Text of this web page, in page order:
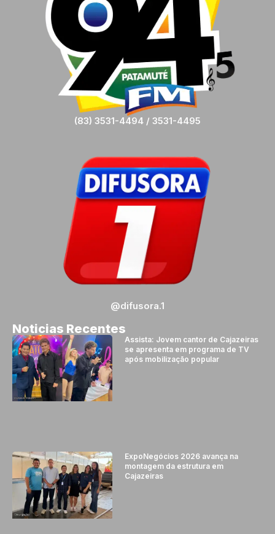
(83) 3531-4494 / 3531-4495
@difusora.1
Noticias Recentes
Assista: Jovem cantor de Cajazeiras
se apresenta em programa de TV
após mobilização popular
ExpoNegócios 2026 avança na
montagem da estrutura em
Cajazeiras